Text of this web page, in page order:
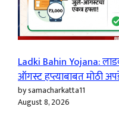
Ladki Bahin Yojana:
ऑगस्ट हप्त्याबाबत मोठी
by samacharkatta11
August 8, 2026